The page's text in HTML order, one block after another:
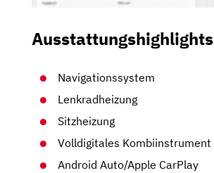
Ausstattungshighlights
Navigationssystem
Lenkradheizung
Sitzheizung
Volldigitales Kombiinstrument
Android Auto/Apple CarPlay